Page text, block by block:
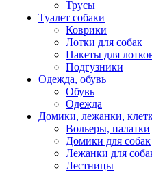
Трусы
Туалет собаки
Коврики
Лотки для собак
Пакеты для
Подгузники
Одежда, обувь
Обувь
Одежда
Домики, лежанки,
Вольеры, палатки
Домики для собак
Лежанки для
Лестницы